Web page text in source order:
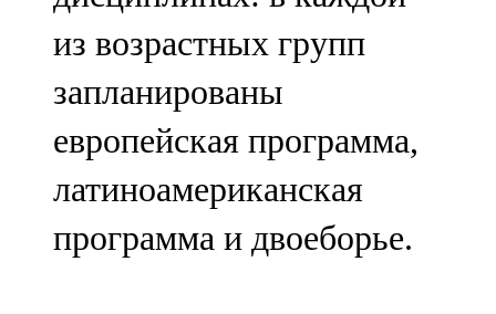
Чирмешән
107,7 FM
Чистай
103,0 FM
Чүпрәле
91,0 FM
из возрастных групп
запланированы
европейская программа,
латиноамериканская
программа и двоеборье.